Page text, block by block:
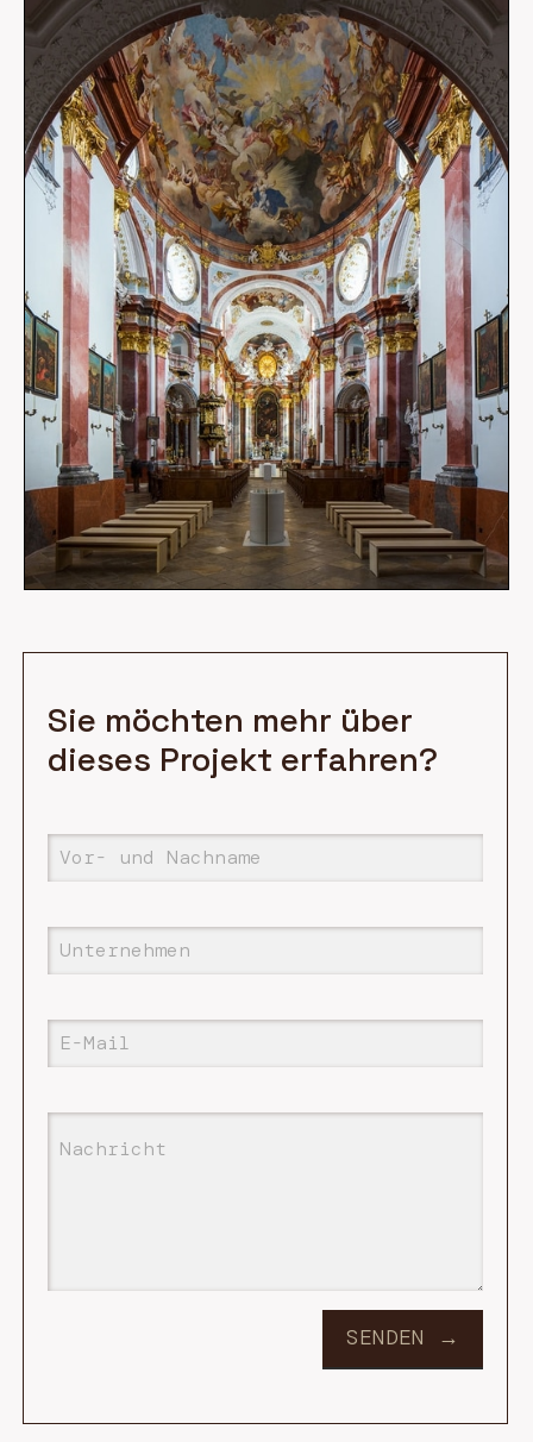
Sie möchten mehr über
dieses Projekt erfahren?